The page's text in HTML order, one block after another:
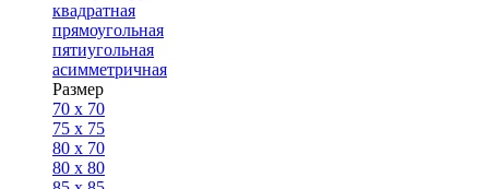
квадратная
прямоугольная
пятиугольная
асимметричная
Размер
70 x 70
75 x 75
80 x 70
80 x 80